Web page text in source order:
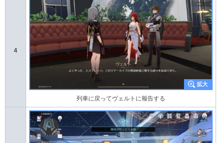
4
列車に戻ってヴェルトに報告する